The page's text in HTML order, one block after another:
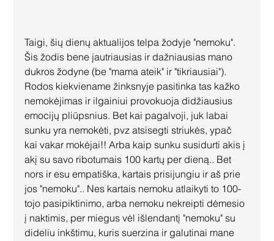
Taigi, šių dienų aktualijos telpa žodyje "nemoku".
Šis žodis bene jautriausias ir dažniausias mano
dukros žodyne (be "mama ateik" ir "tikriausiai").
Rodos kiekviename žinksnyje pasitinka tas kažko
nemokėjimas ir ilgainiui provokuoja didžiausius
emocijų pliūpsnius. Bet kai pagalvoji, juk labai
sunku yra nemokėti, pvz atsisegti striukės, ypač
kai vakar mokėjai!! Arba kaip sunku susidurti akis į
akį su savo ribotumais 100 kartų per dieną.. Bet
nors ir esu empatiška, kartais prisijungiu ir aš prie
jos "nemoku".. Nes kartais nemoku atlaikyti to 100-
tojo pasipiktinimo, arba nemoku nekreipti dėmesio
į naktimis, per miegus vėl išlendantį "nemoku" su
dideliu inkštimu, kuris suerzina ir galutinai mane